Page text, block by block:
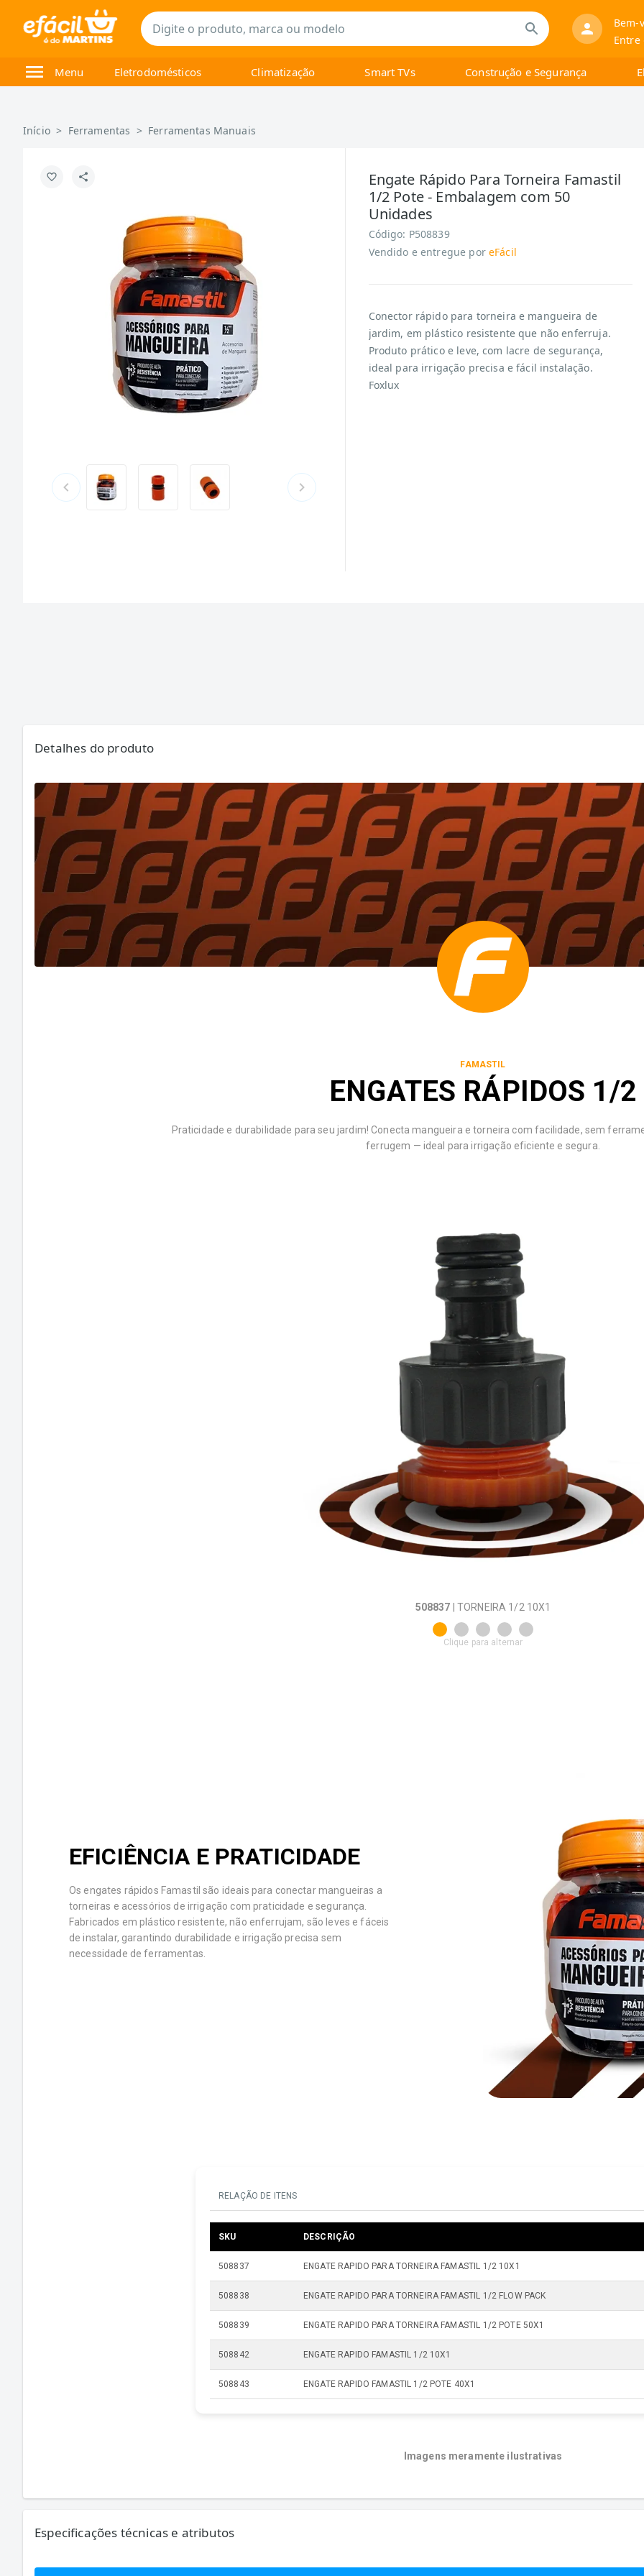
Bem-
Entre
Menu Eletrodomésticos Climatização Smart TVs Construção e Segurança
Início > Ferramentas > Ferramentas Manuais
Engate Rápido Para Torneira Famastil
1/2 Pote - Embalagem com 50
Unidades
Código: P508839
Vendido e entregue por eFácil
Conector rápido para torneira e mangueira de
jardim, em plástico resistente que não enferruja.
Produto prático e leve, com lacre de segurança,
ideal para irrigação precisa e fácil instalação.
Foxlux
Detalhes do produto
FAMASTIL
ENGATES RÁPIDOS 1/2
Praticidade e durabilidade para seu jardim! Conecta mangueira e torneira com facilidade, sem
ferrugem — ideal para irrigação eficiente e segura.
508837 | TORNEIRA 1/2 10X1
Clique para alternar
EFICIÊNCIA E PRATICIDADE
Os engates rápidos Famastil são ideais para conectar mangueiras a
torneiras e acessórios de irrigação com praticidade e segurança.
Fabricados em plástico resistente, não enferrujam, são leves e fáceis
de instalar, garantindo durabilidade e irrigação precisa sem
necessidade de ferramentas.
RELAÇÃO DE ITENS
SKU DESCRIÇÃO
508837 ENGATE RAPIDO PARA TORNEIRA FAMASTIL 1/2 10X1
508838 ENGATE RAPIDO PARA TORNEIRA FAMASTIL 1/2 FLOW PACK
508839 ENGATE RAPIDO PARA TORNEIRA FAMASTIL 1/2 POTE 50X1
508842 ENGATE RAPIDO FAMASTIL 1/2 10X1
508843 ENGATE RAPIDO FAMASTIL 1/2 POTE 40X1
Imagens meramente ilustrativas
Especificações técnicas e atributos